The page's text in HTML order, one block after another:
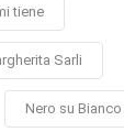
tiene
Sarli
Nero su Bianco